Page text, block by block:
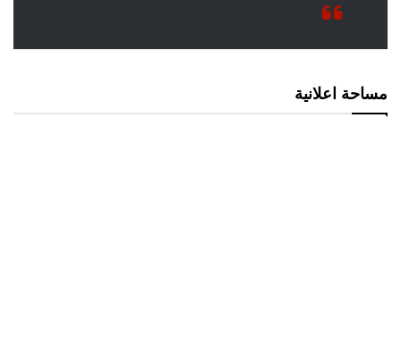
مساحة اعلانية